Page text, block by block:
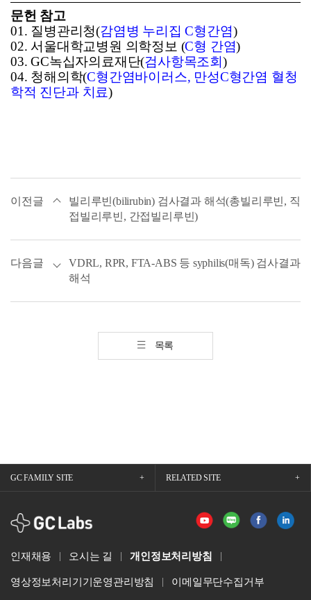
문헌 참고
01. 질병관리청(감염병 누리집 C형간염)
02. 서울대학교병원 의학정보 (C형 간염)
03. GC녹십자의료재단(검사항목조회)
04. 청해의학(C형간염바이러스, 만성C형간염 혈청
학적 진단과 치료)
이전글
빌리루빈(bilirubin) 검사결과 해석(총빌리루빈, 직
접빌리루빈, 간접빌리루빈)
다음글
VDRL, RPR, FTA-ABS 등 syphilis(매독) 검사결과
해석
목록
GC FAMILY SITE RELATED SITE
GCLabs
인재채용 오시는 길 개인정보처리방침
영상정보처리기기운영관리방침 이메일무단수집거부